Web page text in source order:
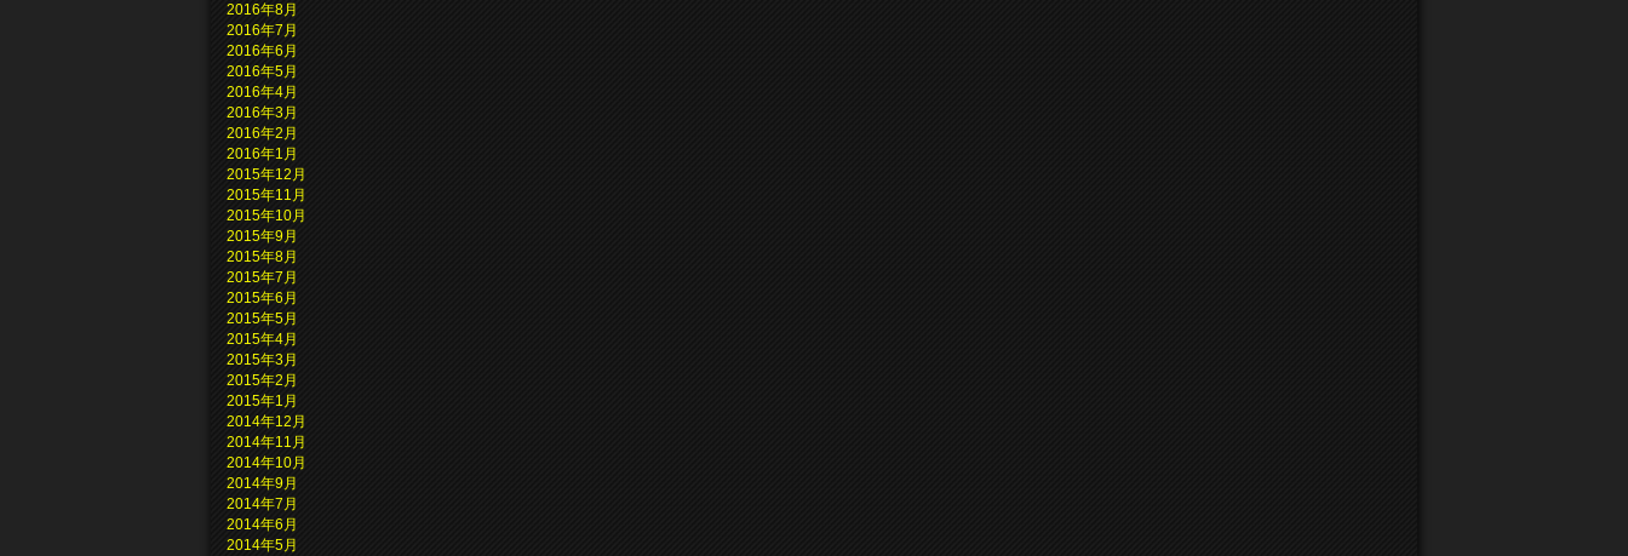
2016年8月
2016年7月
2016年6月
2016年5月
2016年4月
2016年3月
2016年2月
2016年1月
2015年12月
2015年11月
2015年10月
2015年9月
2015年8月
2015年7月
2015年6月
2015年5月
2015年4月
2015年3月
2015年2月
2015年1月
2014年12月
2014年11月
2014年10月
2014年9月
2014年7月
2014年6月
2014年5月